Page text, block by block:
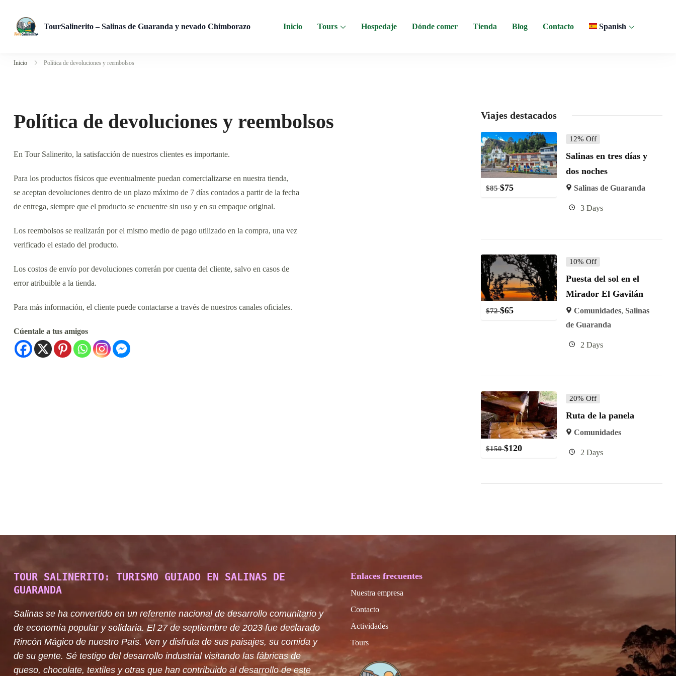
TourSalinerito – Salinas de Guaranda y nevado Chimborazo Inicio Tours Hospedaje Dónde comer Tienda Blog Contacto Spanish
Inicio Política de devoluciones y reembolsos
Política de devoluciones y reembolsos
En Tour Salinerito, la satisfacción de nuestros clientes es importante.
Para los productos físicos que eventualmente puedan comercializarse en nuestra tienda,
se aceptan devoluciones dentro de un plazo máximo de 7 días contados a partir de la fecha
de entrega, siempre que el producto se encuentre sin uso y en su empaque original.
Los reembolsos se realizarán por el mismo medio de pago utilizado en la compra, una vez
verificado el estado del producto.
Los costos de envío por devoluciones correrán por cuenta del cliente, salvo en casos de
error atribuible a la tienda.
Para más información, el cliente puede contactarse a través de nuestros canales oficiales.
Cúentale a tus amigos
Viajes destacados
$85 $75
12% Off
Salinas en tres días y
dos noches
Salinas de Guaranda
3 Days
$72 $65
10% Off
Puesta del sol en el
Mirador El Gavilán
Comunidades, Salinas
de Guaranda
2 Days
$150 $120
20% Off
Ruta de la panela
Comunidades
2 Days
TOUR SALINERITO: TURISMO GUIADO EN SALINAS DE
GUARANDA
Salinas se ha convertido en un referente nacional de desarrollo comunitario y
de economía popular y solidaria. El 27 de septiembre de 2023 fue declarado
Rincón Mágico de nuestro País. Ven y disfruta de sus paisajes, su comida y
de su gente. Sé testigo del desarrollo industrial visitando las fábricas de
queso, chocolate, textiles y otras que han contribuido al desarrollo de este
Enlaces frecuentes
Nuestra empresa
Contacto
Actividades
Tours